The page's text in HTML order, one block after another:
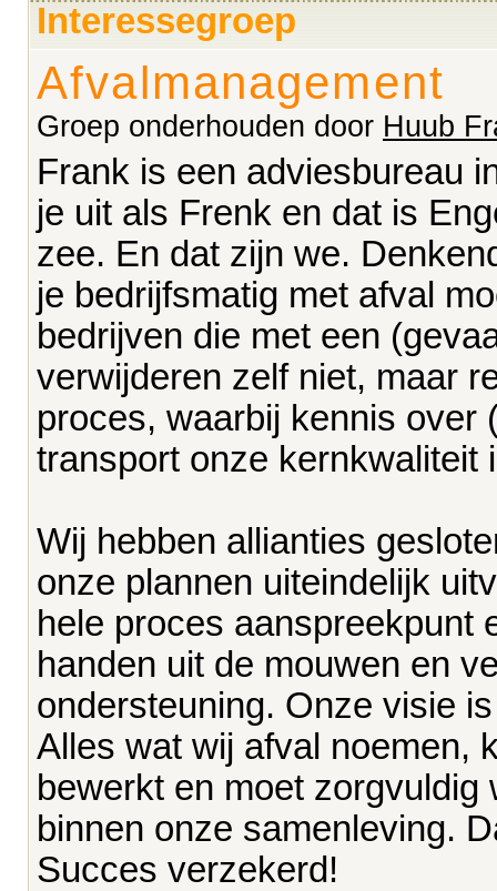
Interessegroep
Afvalmanagement
Groep onderhouden door Huub
Frank is een adviesbureau
je uit als Frenk en dat is
zee. En dat zijn we.
je bedrijfsmatig met afval
bedrijven die met een
verwijderen zelf niet, maar
proces, waarbij kennis over
transport onze kernkwaliteit
Wij hebben allianties
onze plannen uiteindelijk
hele proces aanspreekpunt
handen uit de mouwen en
ondersteuning. Onze visie
Alles wat wij afval noemen,
bewerkt en moet
binnen onze samenleving.
Succes verzekerd!